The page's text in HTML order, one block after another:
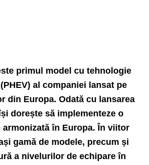
primul model cu tehnologie
al companiei lansat pe
din Europa. Odată cu lansarea
dorește să implementeze o
armonizată în Europa. În viitor
gamă de modele, precum și
a nivelurilor de echipare în